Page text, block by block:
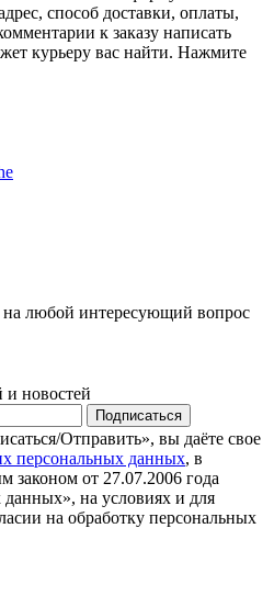
способ доставки, оплаты,
к заказу написать
курьеру вас найти. Нажмите
любой интересующий вопрос
и новостей
Подписаться
Отправить», вы даёте свое
персональных данных, в
законом от 27.07.2006 года
на условиях и для
на обработку персональных